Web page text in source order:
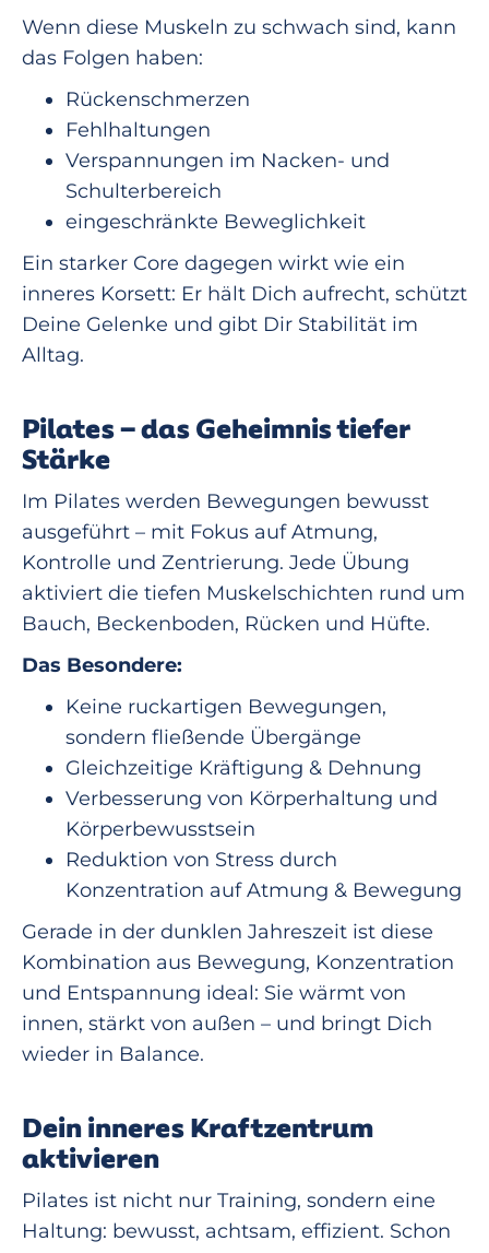
Wenn diese Muskeln zu schwach sind, kann
das Folgen haben:
Rückenschmerzen
Fehlhaltungen
Verspannungen im Nacken- und
Schulterbereich
eingeschränkte Beweglichkeit
Ein starker Core dagegen wirkt wie ein
inneres Korsett: Er hält Dich aufrecht, schützt
Deine Gelenke und gibt Dir Stabilität im
Alltag.
Pilates – das Geheimnis tiefer
Stärke
Im Pilates werden Bewegungen bewusst
ausgeführt – mit Fokus auf Atmung,
Kontrolle und Zentrierung. Jede Übung
aktiviert die tiefen Muskelschichten rund um
Bauch, Beckenboden, Rücken und Hüfte.
Das Besondere:
Keine ruckartigen Bewegungen,
sondern fließende Übergänge
Gleichzeitige Kräftigung & Dehnung
Verbesserung von Körperhaltung und
Körperbewusstsein
Reduktion von Stress durch
Konzentration auf Atmung & Bewegung
Gerade in der dunklen Jahreszeit ist diese
Kombination aus Bewegung, Konzentration
und Entspannung ideal: Sie wärmt von
innen, stärkt von außen – und bringt Dich
wieder in Balance.
Dein inneres Kraftzentrum
aktivieren
Pilates ist nicht nur Training, sondern eine
Haltung: bewusst, achtsam, effizient. Schon